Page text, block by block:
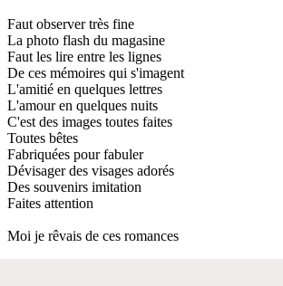
Faut observer très fine
La photo flash du magasine
Faut les lire entre les lignes
De ces mémoires qui s'imagent
L'amitié en quelques lettres
L'amour en quelques nuits
C'est des images toutes faites
Toutes bêtes
Fabriquées pour fabuler
Dévisager des visages adorés
Des souvenirs imitation
Faites attention
Moi je rêvais de ces romances